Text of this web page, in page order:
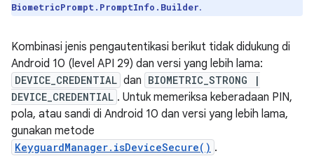
BiometricPrompt.PromptInfo.Builder.
Kombinasi jenis pengautentikasi berikut tidak didukung di
Android 10 (level API 29) dan versi yang lebih lama:
DEVICE_CREDENTIAL dan BIOMETRIC_STRONG |
DEVICE_CREDENTIAL . Untuk memeriksa keberadaan PIN,
pola, atau sandi di Android 10 dan versi yang lebih lama,
gunakan metode
KeyguardManager.isDeviceSecure() .